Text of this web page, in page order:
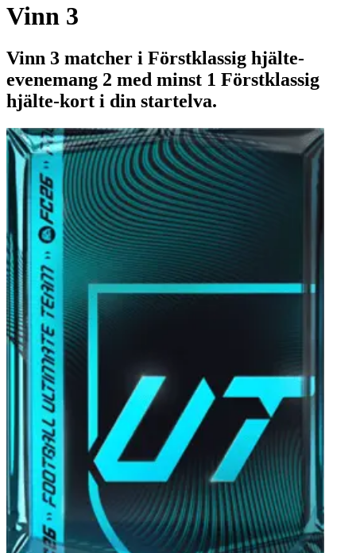
Vinn 3
Vinn 3 matcher i Förstklassig hjälte-
evenemang 2 med minst 1 Förstklassig
hjälte-kort i din startelva.